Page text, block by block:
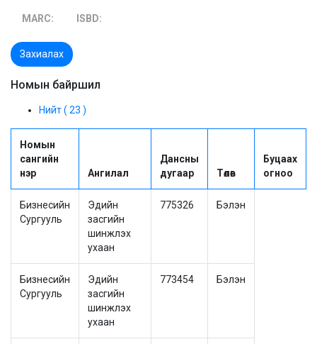
MARC: ISBD:
Захиалах
Номын байршил
Нийт ( 23 )
Номын
сангийн
нэр
Ангилал
Дансны
дугаар
Төлөв
Буцаах
огноо
Бизнесийн
Сургууль
Эдийн
засгийн
шинжлэх
ухаан
775326 Бэлэн
Бизнесийн
Сургууль
Эдийн
засгийн
шинжлэх
ухаан
773454 Бэлэн